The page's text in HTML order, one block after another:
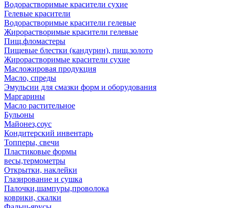
Водорастворимые красители сухие
Гелевые красители
Водорастворимые красители гелевые
Жирорастворимые красители гелевые
Пищ.фломастеры
Пищевые блестки (кандурин), пищ.золото
Жирорастворимые красители сухие
Масложировая продукция
Масло, спреды
Эмульсии для смазки форм и оборудования
Маргарины
Масло растительное
Бульоны
Майонез,соус
Кондитерский инвентарь
Топперы, свечи
Пластиковые формы
весы,термометры
Открытки, наклейки
Глазирование и сушка
Палочки,шампуры,проволока
коврики, скалки